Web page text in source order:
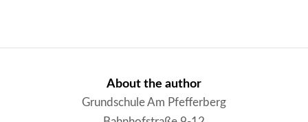
About the author
Grundschule Am Pfefferberg